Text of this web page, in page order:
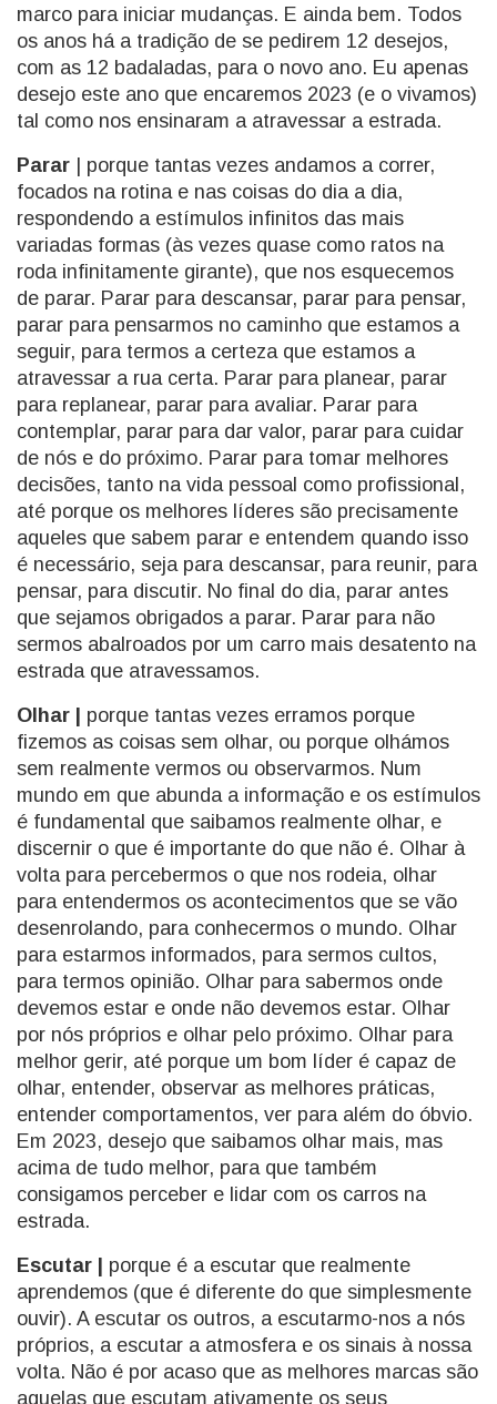
marco para iniciar mudanças. E ainda bem. Todos
os anos há a tradição de se pedirem 12 desejos,
com as 12 badaladas, para o novo ano. Eu apenas
desejo este ano que encaremos 2023 (e o vivamos)
tal como nos ensinaram a atravessar a estrada.
Parar | porque tantas vezes andamos a correr,
focados na rotina e nas coisas do dia a dia,
respondendo a estímulos infinitos das mais
variadas formas (às vezes quase como ratos na
roda infinitamente girante), que nos esquecemos
de parar. Parar para descansar, parar para pensar,
parar para pensarmos no caminho que estamos a
seguir, para termos a certeza que estamos a
atravessar a rua certa. Parar para planear, parar
para replanear, parar para avaliar. Parar para
contemplar, parar para dar valor, parar para cuidar
de nós e do próximo. Parar para tomar melhores
decisões, tanto na vida pessoal como profissional,
até porque os melhores líderes são precisamente
aqueles que sabem parar e entendem quando isso
é necessário, seja para descansar, para reunir, para
pensar, para discutir. No final do dia, parar antes
que sejamos obrigados a parar. Parar para não
sermos abalroados por um carro mais desatento na
estrada que atravessamos.
Olhar | porque tantas vezes erramos porque
fizemos as coisas sem olhar, ou porque olhámos
sem realmente vermos ou observarmos. Num
mundo em que abunda a informação e os estímulos
é fundamental que saibamos realmente olhar, e
discernir o que é importante do que não é. Olhar à
volta para percebermos o que nos rodeia, olhar
para entendermos os acontecimentos que se vão
desenrolando, para conhecermos o mundo. Olhar
para estarmos informados, para sermos cultos,
para termos opinião. Olhar para sabermos onde
devemos estar e onde não devemos estar. Olhar
por nós próprios e olhar pelo próximo. Olhar para
melhor gerir, até porque um bom líder é capaz de
olhar, entender, observar as melhores práticas,
entender comportamentos, ver para além do óbvio.
Em 2023, desejo que saibamos olhar mais, mas
acima de tudo melhor, para que também
consigamos perceber e lidar com os carros na
estrada.
Escutar | porque é a escutar que realmente
aprendemos (que é diferente do que simplesmente
ouvir). A escutar os outros, a escutarmo-nos a nós
próprios, a escutar a atmosfera e os sinais à nossa
volta. Não é por acaso que as melhores marcas são
aquelas que escutam ativamente os seus